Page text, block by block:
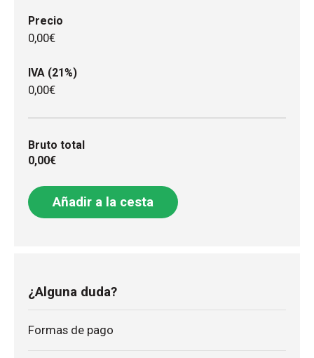
Precio
0,00€
IVA (21%)
0,00€
Bruto total
0,00€
Añadir a la cesta
¿Alguna duda?
Formas de pago